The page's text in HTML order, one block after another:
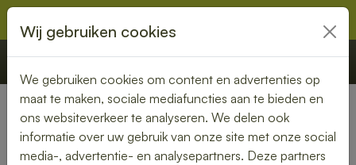
€ 0,00 Offerte Bestellen
Nederland» Oudeschild
Wij gebruiken cookies
We gebruiken cookies om content en advertenties op
maat te maken, sociale mediafuncties aan te bieden en
ons websiteverkeer te analyseren. We delen ook
informatie over uw gebruik van onze site met onze social
media-, advertentie- en analysepartners. Deze partners